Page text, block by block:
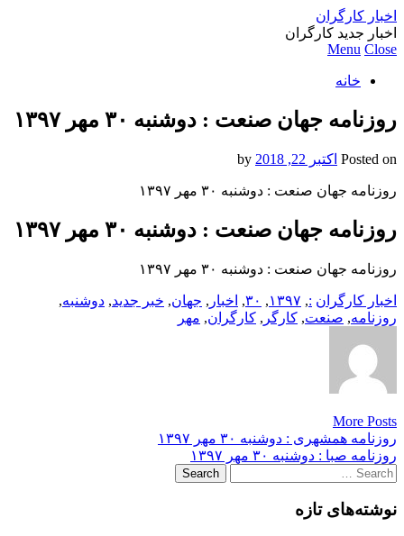
اخبار کارگران
اخبار جدید کارگران
Menu Close
خانه
روزنامه جهان صنعت : دوشنبه ۳۰ مهر ۱۳۹۷
Posted on اکتبر 22, 2018
روزنامه جهان صنعت : دوشنبه ۳۰ مهر ۱۳۹۷
روزنامه جهان صنعت : دوشنبه ۳۰ مهر ۱۳۹۷
روزنامه جهان صنعت : دوشنبه ۳۰ مهر ۱۳۹۷
اخبار کارگران :
, ۱۳۹۷, ۳۰, اخبار , جهان, خبر جدید, دوشنبه,
روزنامه, صنعت, کارگر , کارگران, مهر
More Posts
Post
navigation
روزنامه همشهری : دوشنبه ۳۰ مهر ۱۳۹۷
روزنامه صبا : دوشنبه ۳۰ مهر ۱۳۹۷
Search
for:
نوشته‌های تازه